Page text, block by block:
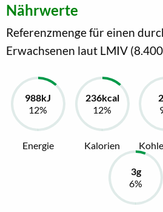
Nährwerte
Referenzmenge für einen
Erwachsenen laut LMIV
Energie Kalorien